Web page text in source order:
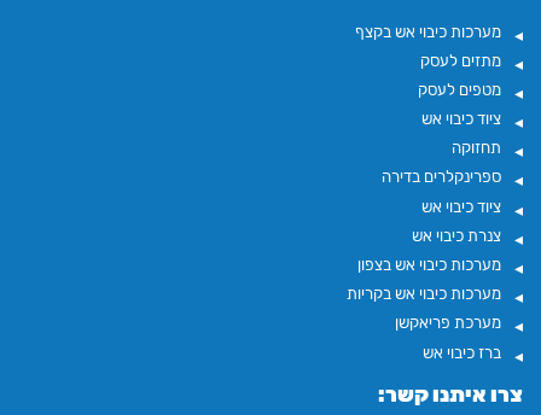
מערכות כיבוי אש בקצף
מתזים לעסק
מטפים לעסק
ציוד כיבוי אש
תחזוקה
ספרינקלרים בדירה
ציוד כיבוי אש
צנרת כיבוי אש
מערכות כיבוי אש בצפון
מערכות כיבוי אש בקריות
מערכת פריאקשן
ברז כיבוי אש
צרו איתנו קשר: